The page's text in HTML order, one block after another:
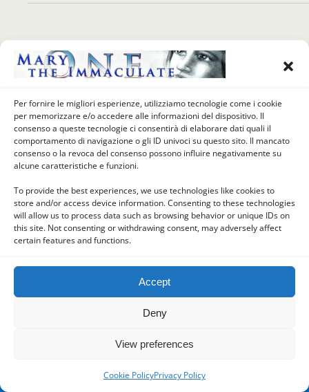
Per fornire le migliori esperienze, utilizziamo tecnologie come i cookie
per memorizzare e/o accedere alle informazioni del dispositivo. Il
consenso a queste tecnologie ci consentirà di elaborare dati quali il
comportamento di navigazione o gli ID univoci su questo sito. Il mancato
consenso o la revoca del consenso possono influire negativamente su
alcune caratteristiche e funzioni.
To provide the best experiences, we use technologies like cookies to
store and/or access device information. Consenting to these technologies
will allow us to process data such as browsing behavior or unique IDs on
this site. Not consenting or withdrawing consent, may adversely affect
certain features and functions.
Accept
Deny
View preferences
Cookie PolicyPrivacy Policy
Back to top
Mobile Desktop
Powered by
WPtouch Mobile Suite for WordPress